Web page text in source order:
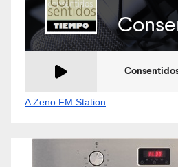
A Zeno.FM Station